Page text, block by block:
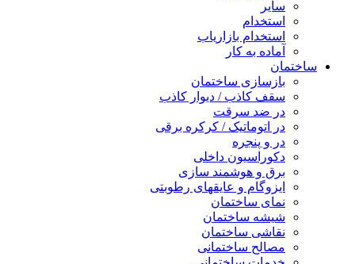
سایر
استخدام
استخدام بازاریاب
آماده به کار
ساختمان
بازسازی ساختمان
سقف کاذب / دیوار کاذب
در ضد سرقت
در اتوماتیک / کرکره برقی
در و پنجره
دکوراسیون داخلی
برق و هوشمند سازی
ایزوگام و عایقهای رطوبتی
نمای ساختمان
شیشه ساختمان
نقاشی ساختمان
مصالح ساختمانی